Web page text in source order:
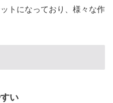
トになっており、様々な作
い